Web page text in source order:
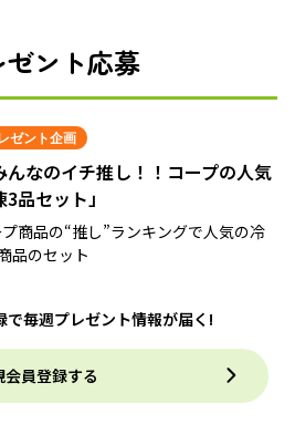
ゼント応募
ゼント企画
んなのイチ推し！！コープの人気
品セット」
商品の“推し”ランキングで人気の冷
品のセット
で毎週プレゼント情報が届く!
会員登録する